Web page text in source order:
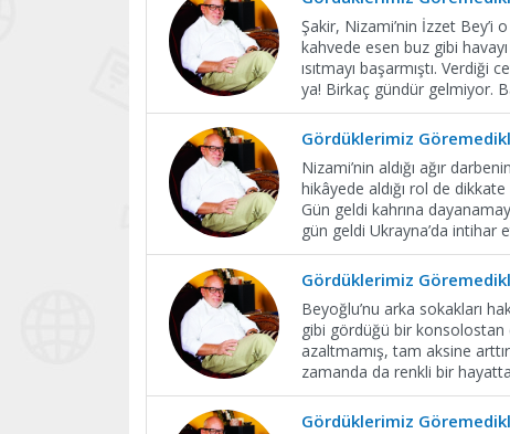
Şakir, Nizami’nin İzzet
kahvede esen buz gibi
ısıtmayı başarmıştı.
ya! Birkaç gündür gelmiyor.
Gördüklerimiz
Nizami’nin aldığı ağır
hikâyede aldığı rol de dikkate
Gün geldi kahrına
gün geldi Ukrayna’da intihar
Gördüklerimiz
Beyoğlu’nu arka sokakları
gibi gördüğü bir konsolostan
azaltmamış, tam aksine
zamanda da renkli bir
Gördüklerimiz